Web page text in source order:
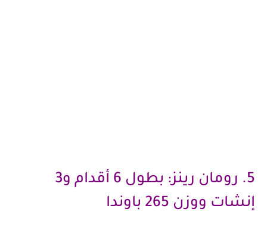
5. رومان رينز: بطول 6 أقدام و3
إنشات ووزن 265 باوندا